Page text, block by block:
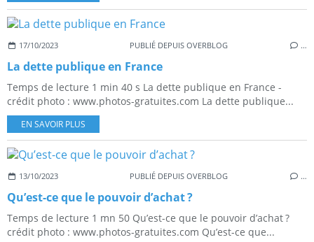
17/10/2023 PUBLIÉ DEPUIS OVERBLOG …
La dette publique en France
Temps de lecture 1 min 40 s La dette publique en France -
crédit photo : www.photos-gratuites.com La dette publique...
EN SAVOIR PLUS
13/10/2023 PUBLIÉ DEPUIS OVERBLOG …
Qu’est-ce que le pouvoir d’achat ?
Temps de lecture 1 mn 50 Qu’est-ce que le pouvoir d’achat ?
crédit photo : www.photos-gratuites.com Qu’est-ce que...